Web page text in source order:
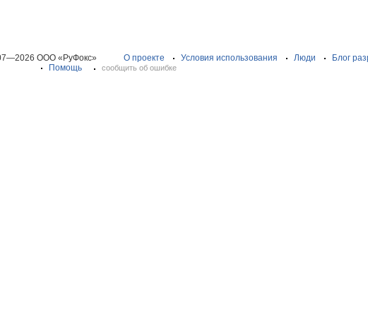
ООО «РуФокс» О проекте Условия использования Люди Блог
Помощь
сообщить об ошибке